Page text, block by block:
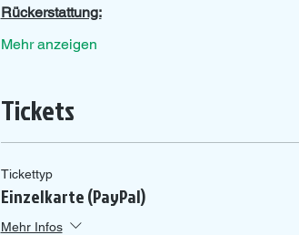
Rückerstattung:
Mehr anzeigen
Tickets
Tickettyp
Einzelkarte (PayPal)
Mehr Infos